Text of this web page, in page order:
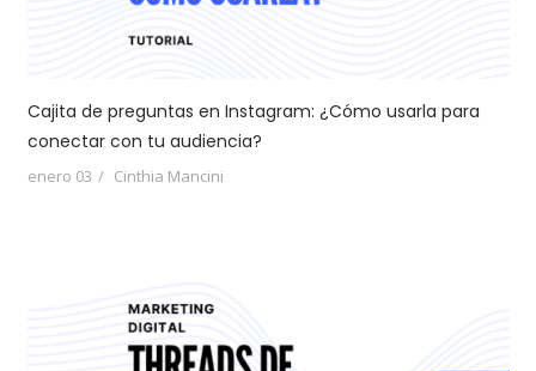
Cajita de preguntas en Instagram: ¿Cómo usarla para
conectar con tu audiencia?
enero 03 Cinthia Mancini